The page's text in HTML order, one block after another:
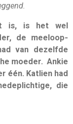
is, is het wel
de meeloop-
van dezelfde
moeder. Ankie
één. Katlien had
die